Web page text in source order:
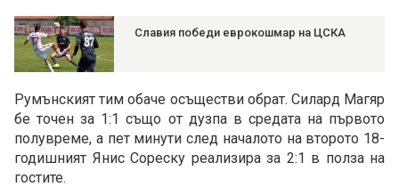
Славия победи еврокошмар на ЦСКА
Румънският тим обаче осъществи обрат. Силард Магяр
бе точен за 1:1 също от дузпа в средата на първото
полувреме, а пет минути след началото на второто 18-
годишният Янис Сореску реализира за 2:1 в полза на
гостите.